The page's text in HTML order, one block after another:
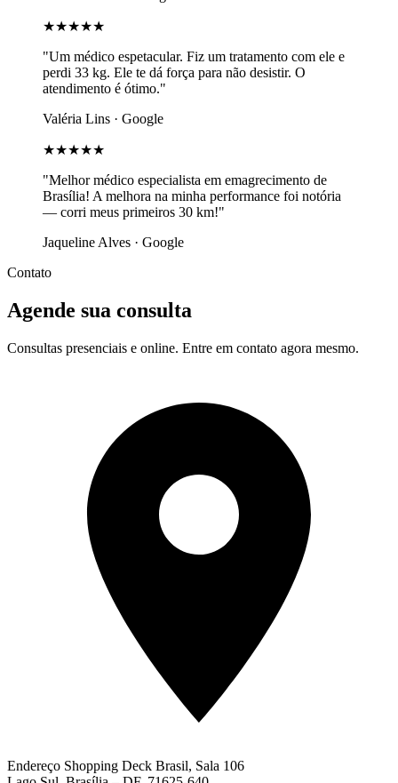
★★★★★
"Um médico espetacular. Fiz um tratamento com ele e
perdi 33 kg. Ele te dá força para não desistir. O
atendimento é ótimo."
Valéria Lins · Google
★★★★★
"Melhor médico especialista em emagrecimento de
Brasília! A melhora na minha performance foi notória
— corri meus primeiros 30 km!"
Jaqueline Alves · Google
Contato
Agende sua consulta
Consultas presenciais e online. Entre em contato agora mesmo.
Endereço Shopping Deck Brasil, Sala 106